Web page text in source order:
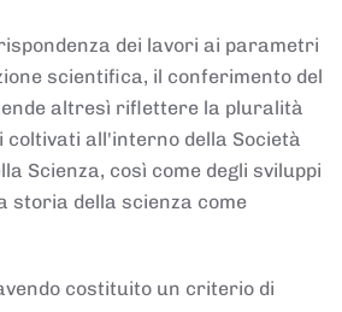
dei lavori ai parametri
scientifica, il conferimento del
altresì riflettere la pluralità
coltivati all'interno della Società
Scienza, così come degli sviluppi
storia della scienza come
costituito un criterio di